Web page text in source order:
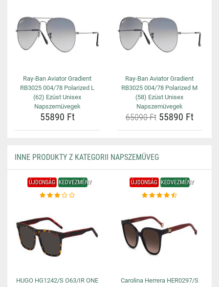
Ray-Ban Aviator Gradient
RB3025 004/78 Polarized L
(62) Ezüst Unisex
Napszemüvegek
55890 Ft
Ray-Ban Aviator Gradient
RB3025 004/78 Polarized M
(58) Ezüst Unisex
Napszemüvegek
65090 Ft55890 Ft
INNE PRODUKTY Z KATEGORII NAPSZEMÜVEG
ÚJDONSÁG KEDVEZMÉNY
HUGO HG1242/S O63/IR ONE
ÚJDONSÁG KEDVEZMÉNY
Carolina Herrera HER0297/S